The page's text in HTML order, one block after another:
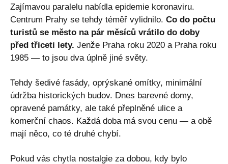
Zajímavou paralelu nabídla epidemie koronaviru.
Centrum Prahy se tehdy téměř vylidnilo. Co do počtu
turistů se město na pár měsíců vrátilo do doby
před třiceti lety. Jenže Praha roku 2020 a Praha roku
1985 — to jsou dva úplně jiné světy.
Tehdy šedivé fasády, oprýskané omítky, minimální
údržba historických budov. Dnes barevné domy,
opravené památky, ale také přeplněné ulice a
komerční chaos. Každá doba má svou cenu — a obě
mají něco, co té druhé chybí.
Pokud vás chytla nostalgie za dobou, kdy bylo